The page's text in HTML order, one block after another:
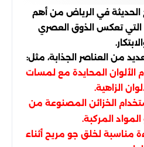
الحديثة في الرياض من أهم
التي تعكس الذوق العصري
من العناصر الجذابة، مثل:
الألوان المحايدة مع لمسات
الزاهية.
الخزائن المصنوعة من
المركبة.
مناسبة لخلق جو مريح أثناء